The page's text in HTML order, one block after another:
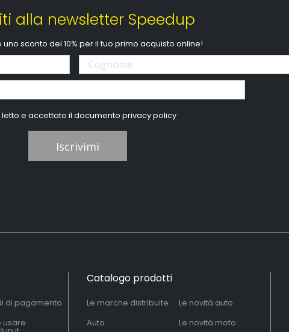
alla newsletter Speedup
uno sconto del 10% per il tuo primo acquisto online!
letto e accettato il documentoprivacy policy
Iscrivimi
di pagamento
usare
Catalogo prodotti
Le marche distribuite
Auto
Le novità auto
Le novità moto